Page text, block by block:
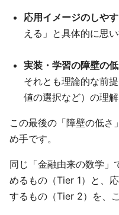
応用イメージのしや
える」と具体的に思
実装・学習の障壁の
それとも理論的な前
値の選択など）の理
この最後の「障壁の低
め手です。
同じ「金融由来の数学」
めるもの（Tier 1）と、
するもの（Tier 2）を、